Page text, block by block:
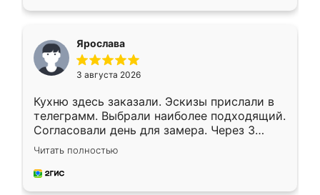
Ярослава
3 августа 2026
Кухню здесь заказали. Эскизы прислали в
телеграмм. Выбрали наиболее подходящий.
Согласовали день для замера. Через 3
недели кухня была уже готова. Остались
довольны работой. Спасибо Ренессанс
мебель за качественную работу!
Читать полностью